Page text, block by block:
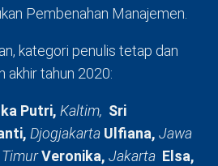
Pembenahan Manajemen.
kategori penulis tetap dan
akhir tahun 2020:
Putri, Kaltim, Sri
Djogjakarta Ulfiana, Jawa
Veronika, Jakarta Elsa,